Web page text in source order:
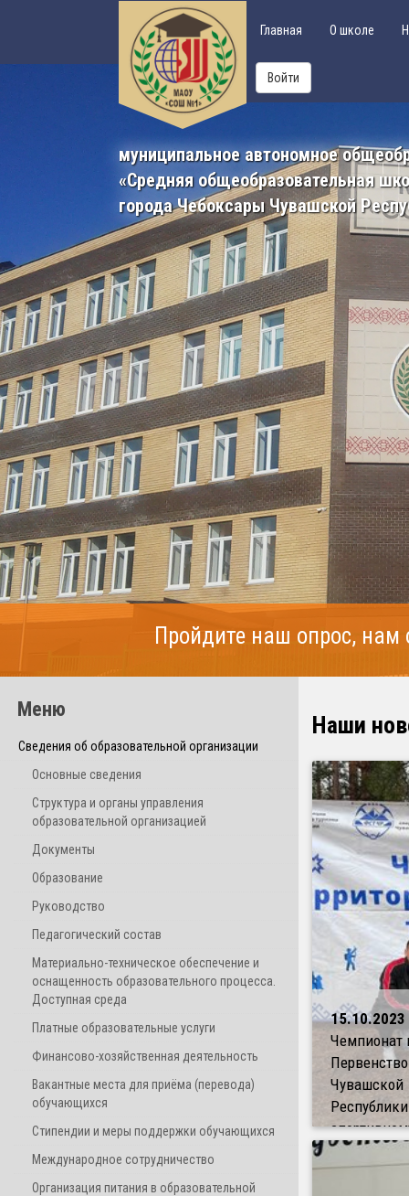
Главная О школе
Войти
муниципальное автономное
«Средняя общеобразовательная
города Чебоксары Чувашской
Пройдите наш опрос,
Меню
Сведения об образовательной организации
Основные сведения
Структура и органы управления
образовательной организацией
Документы
Образование
Руководство
Педагогический состав
Материально-техническое обеспечение и
оснащенность образовательного процесса.
Доступная среда
Платные образовательные услуги
Финансово-хозяйственная деятельность
Вакантные места для приёма (перевода)
обучающихся
Стипендии и меры поддержки обучающихся
Международное сотрудничество
Организация питания в образовательной
Наши
15.10.2023
Чемпионат
Первенство
Чувашской
туризму